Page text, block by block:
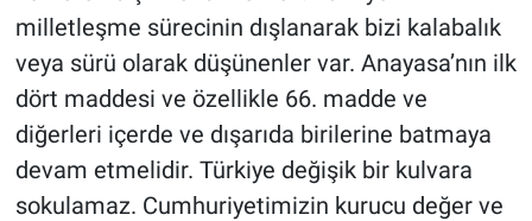
milletleşme sürecinin dışlanarak bizi kalabalık
veya sürü olarak düşünenler var. Anayasa’nın ilk
dört maddesi ve özellikle 66. madde ve
diğerleri içerde ve dışarıda birilerine batmaya
devam etmelidir. Türkiye değişik bir kulvara
sokulamaz. Cumhuriyetimizin kurucu değer ve